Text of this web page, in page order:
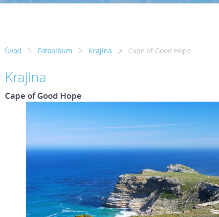
Úvod Fotoalbum Krajina Cape of Good Hope
Krajina
Cape of Good Hope